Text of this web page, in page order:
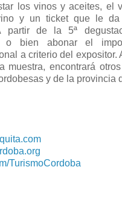
los vinos y aceites, el
y un ticket que le
partir de la 5ª
o bien abonar el
a criterio del expositor.
muestra, encontrará
y de la provincia
TurismoCordoba